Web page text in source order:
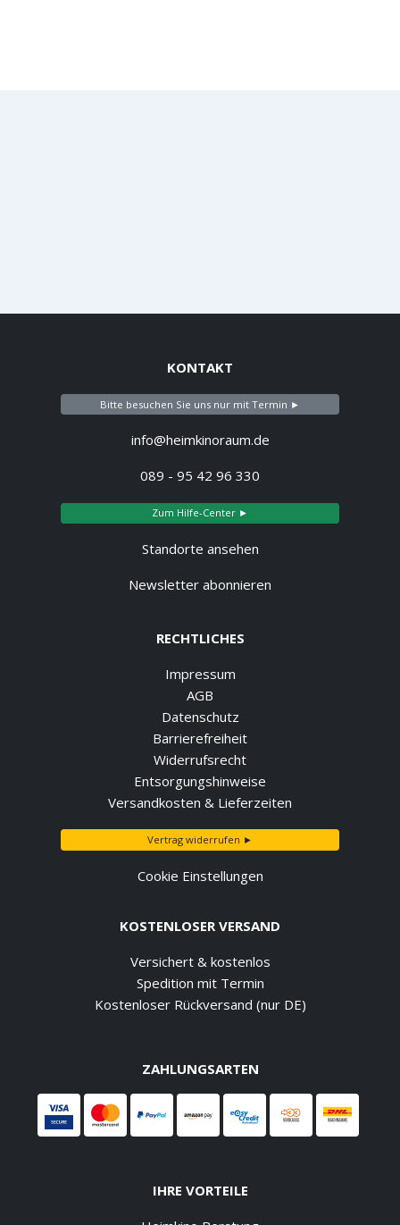
KONTAKT
Bitte besuchen Sie uns nur mit Termin ►
info@heimkinoraum.de
089 - 95 42 96 330
Zum Hilfe-Center ►
Standorte ansehen
Newsletter abonnieren
RECHTLICHES
Impressum
AGB
Datenschutz
Barrierefreiheit
Widerrufsrecht
Entsorgungshinweise
Versandkosten & Lieferzeiten
Vertrag widerrufen ►
Cookie Einstellungen
KOSTENLOSER VERSAND
Versichert & kostenlos
Spedition mit Termin
Kostenloser Rückversand (nur DE)
ZAHLUNGSARTEN
IHRE VORTEILE